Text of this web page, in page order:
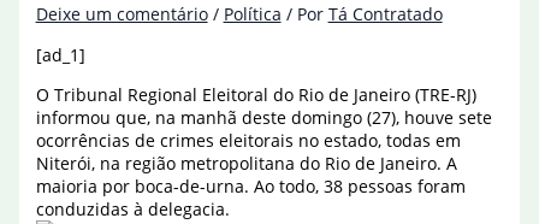
Deixe um comentário / Política / Por Tá Contratado
[ad_1]
O Tribunal Regional Eleitoral do Rio de Janeiro (TRE-RJ)
informou que, na manhã deste domingo (27), houve sete
ocorrências de crimes eleitorais no estado, todas em
Niterói, na região metropolitana do Rio de Janeiro. A
maioria por boca-de-urna. Ao todo, 38 pessoas foram
conduzidas à delegacia.